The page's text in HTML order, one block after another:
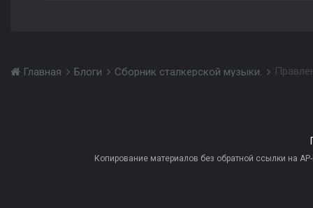
Главная Блоги Сборник сталкерской музыки.
Копирование материалов без обратной ссылки на